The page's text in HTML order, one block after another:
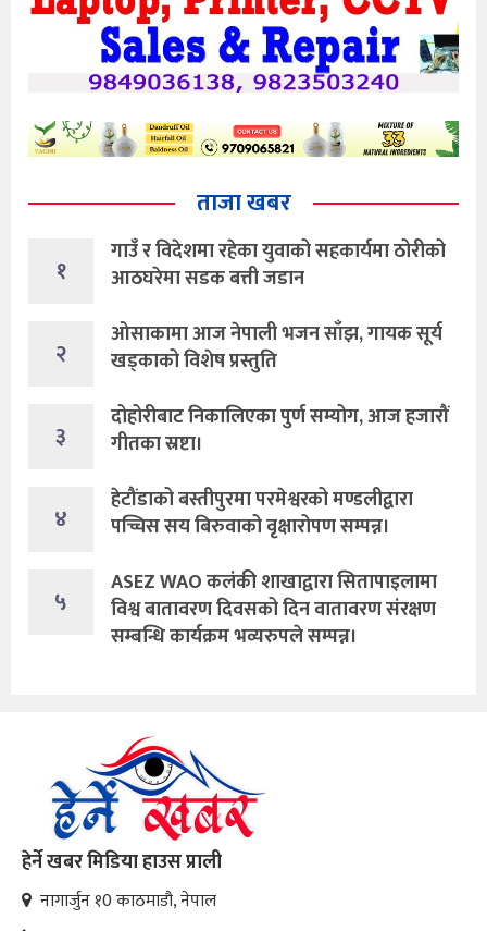
ताजा खबर
१
गाउँ र विदेशमा रहेका युवाको सहकार्यमा ठोरीको
आठघरेमा सडक बत्ती जडान
२
ओसाकामा आज नेपाली भजन साँझ, गायक सूर्य
खड्काको विशेष प्रस्तुति
३
दोहोरीबाट निकालिएका पुर्ण सम्योग, आज हजारौं
गीतका स्रष्टा।
४
हेटौंडाको बस्तीपुरमा परमेश्वरको मण्डलीद्वारा
पच्चिस सय बिरुवाको वृक्षारोपण सम्पन्न।
५
ASEZ WAO कलंकी शाखाद्वारा सितापाइलामा
विश्व बातावरण दिवसको दिन वातावरण संरक्षण
सम्बन्धि कार्यक्रम भव्यरुपले सम्पन्न।
हेर्ने खबर मिडिया हाउस प्राली
नागार्जुन १0 काठमाडौ, नेपाल